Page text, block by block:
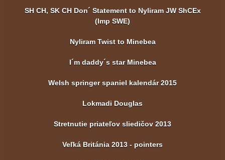
SH CH, SK CH Don´ Statement to Nyliram JW ShCEx
(Imp SWE)
Nyliram Twist to Minebea
I´m daddy´s star Minebea
Welsh springer spaniel kalendár 2015
Lokmadi Douglas
Stretnutie priateľov sliedičov 2013
Veľká Británia 2013 - pointers